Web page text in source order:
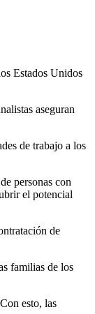
Estados Unidos
aseguran
de trabajo a los
personas con
el potencial
de
familias de los
esto, las